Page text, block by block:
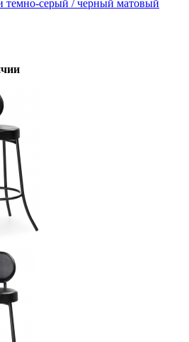
темно-серый / черный матовый